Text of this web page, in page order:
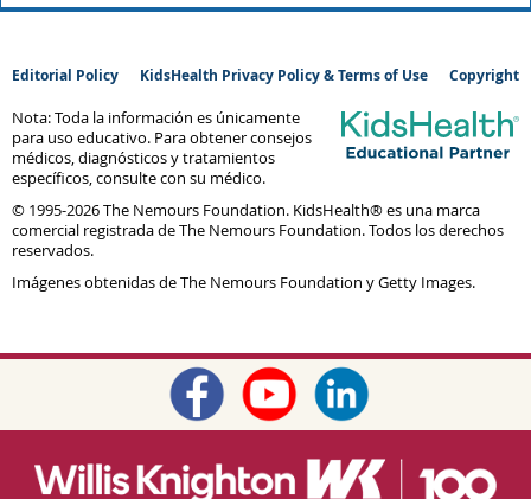
Editorial Policy KidsHealth Privacy Policy & Terms of Use Copyright
Nota: Toda la información es únicamente
para uso educativo. Para obtener consejos
médicos, diagnósticos y tratamientos
específicos, consulte con su médico.
© 1995-2026 The Nemours Foundation. KidsHealth® es una marca
comercial registrada de The Nemours Foundation. Todos los derechos
reservados.
Imágenes obtenidas de The Nemours Foundation y Getty Images.